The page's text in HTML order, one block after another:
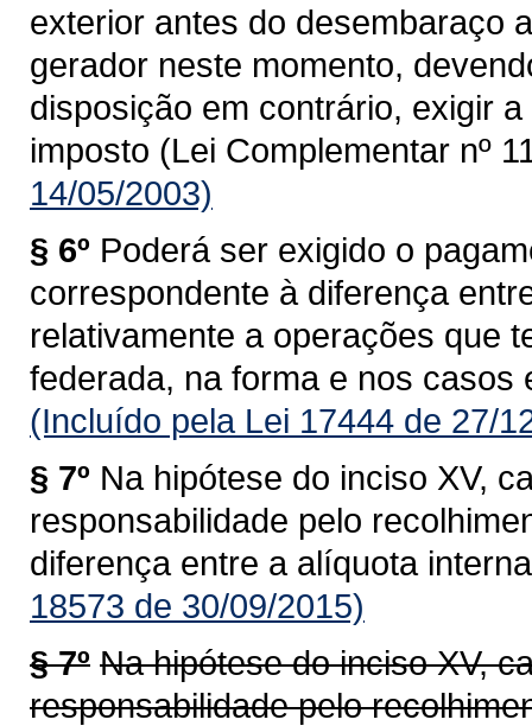
exterior antes do desembaraço
gerador neste momento,
disposição em contrário, exigir
imposto (Lei Complementar nº
14/05/2003)
§ 6º Poderá ser exigido o
correspondente à diferença
relativamente a operações que
federada, na forma e nos casos
(Incluído pela Lei 17444 de 27/
§ 7º Na hipótese do inciso XV,
responsabilidade pelo
diferença entre a alíquota
18573 de 30/09/2015)
§ 7º Na hipótese do inciso XV,
responsabilidade pelo